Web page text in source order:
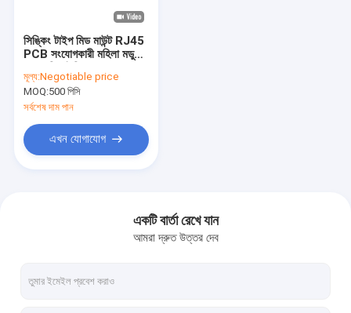
সিঙ্কিং টাইপ মিড মাউন্ট RJ45
PCB সংযোগকারী মহিলা মডুলার
মূল্য:Negotiable price
MOQ:500 পিসি
সর্বশেষ দাম পান
এখন যোগাযোগ
একটি বার্তা রেখে যান
আমরা দ্রুত উত্তর দেব